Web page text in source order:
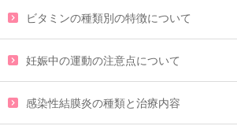
ビタミンの種類別の特徴について
妊娠中の運動の注意点について
感染性結膜炎の種類と治療内容